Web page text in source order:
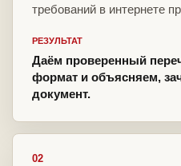
требований в интернете
РЕЗУЛЬТАТ
Даём проверенный
формат и объясняем,
документ.
02